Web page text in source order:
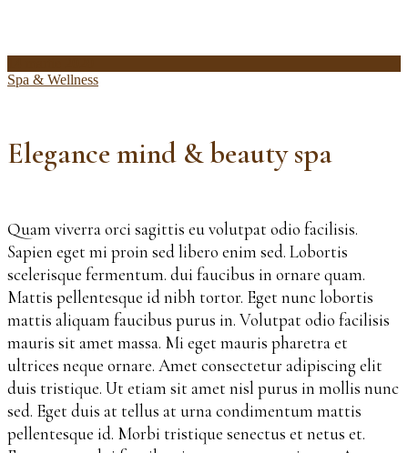
Spa & Wellness
Elegance mind & beauty spa
Quam viverra orci sagittis eu volutpat odio facilisis.
Sapien eget mi proin sed libero enim sed. Lobortis
scelerisque fermentum. dui faucibus in ornare quam.
Mattis pellentesque id nibh tortor. Eget nunc lobortis
mattis aliquam faucibus purus in. Volutpat odio facilisis
mauris sit amet massa. Mi eget mauris pharetra et
ultrices neque ornare. Amet consectetur adipiscing elit
duis tristique. Ut etiam sit amet nisl purus in mollis nunc
sed. Eget duis at tellus at urna condimentum mattis
pellentesque id. Morbi tristique senectus et netus et.